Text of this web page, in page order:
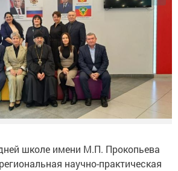
школе имени М.П. Прокопьева
научно-практическая